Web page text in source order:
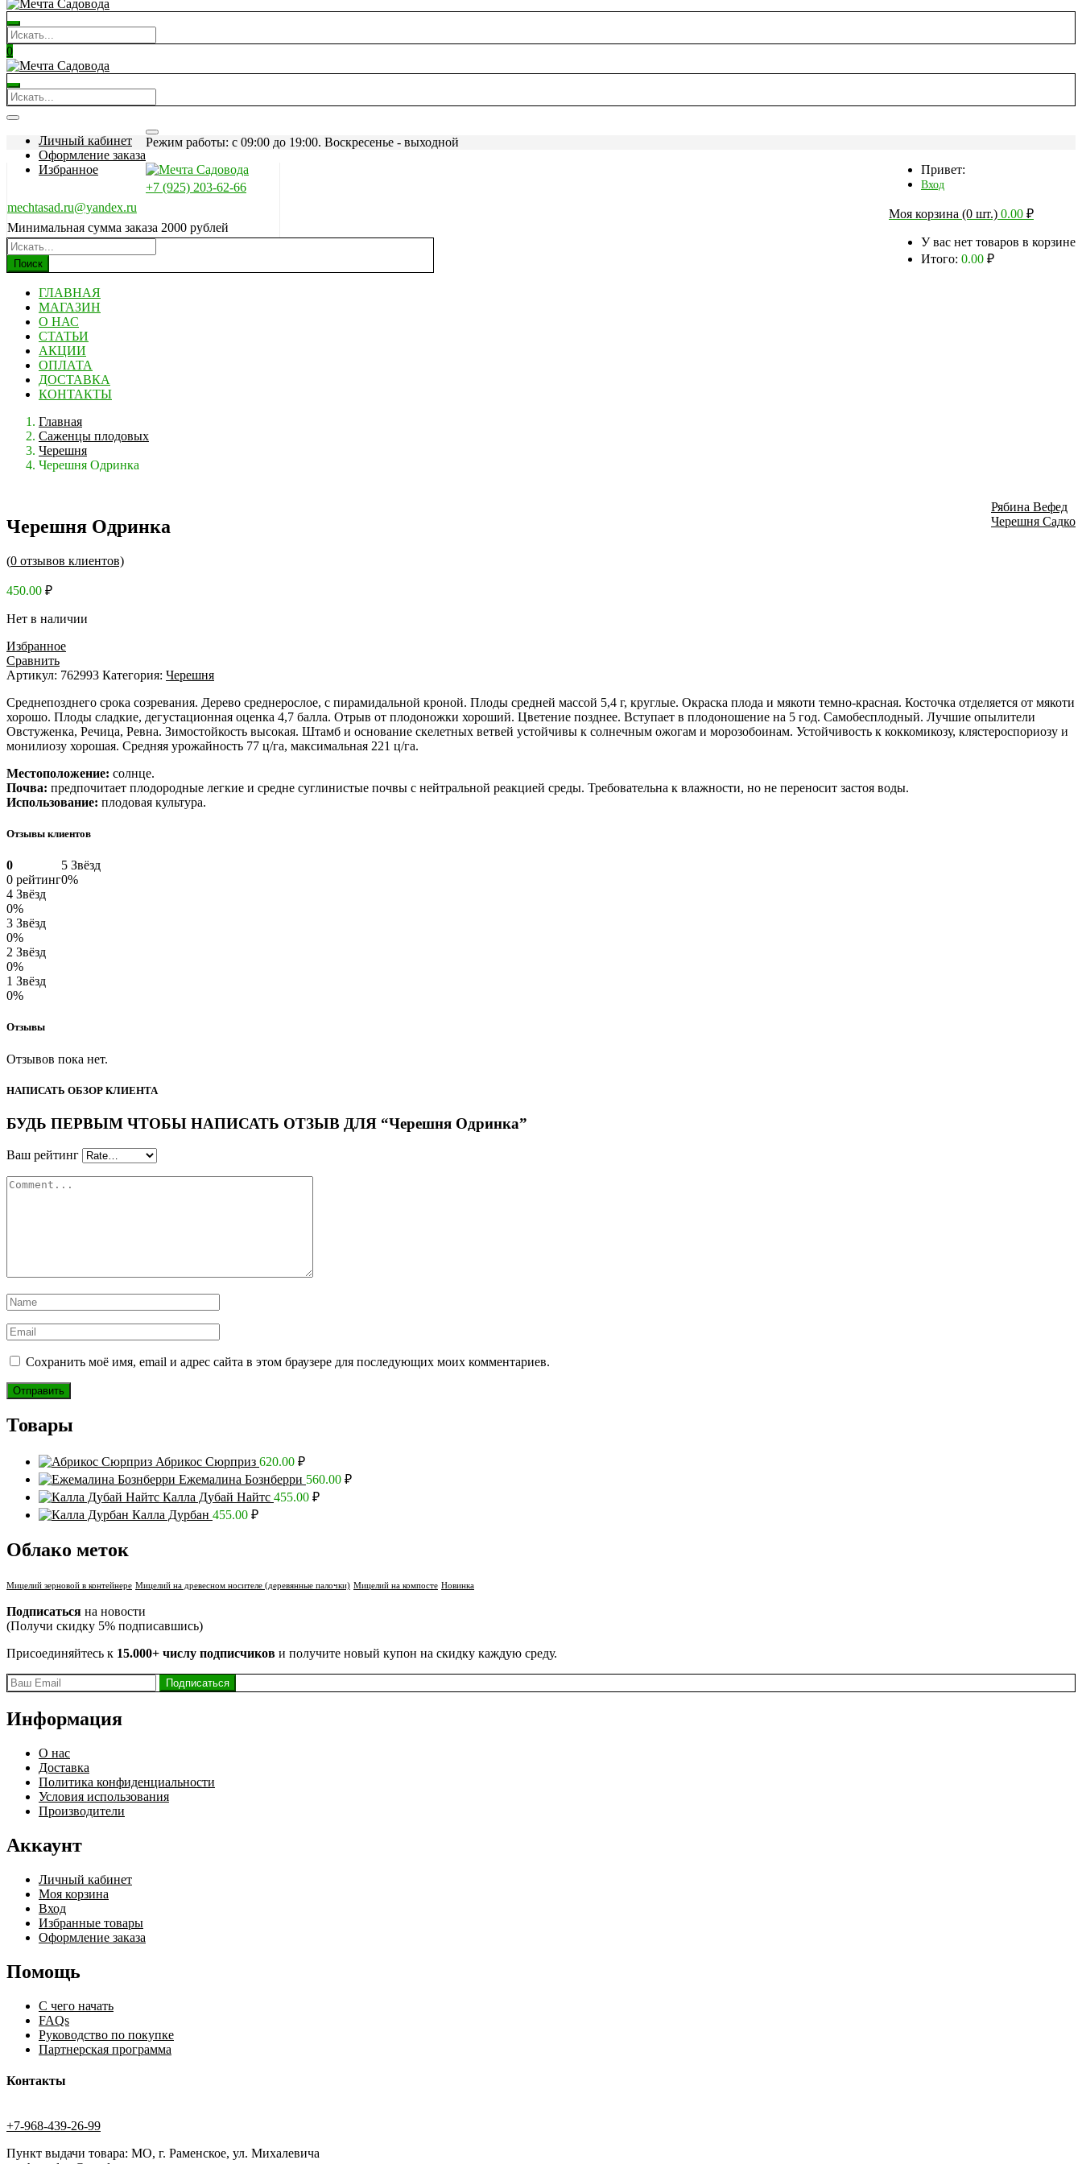
0
Личный кабинет
Оформление заказа
Избранное
Режим работы: c 09:00 до 19:00. Воскресенье - выходной
Привет:
Вход
Моя корзина (0 шт.) 0.00 ₽
У вас нет товаров в корзине
Итого: 0.00 ₽
+7 (925) 203-62-66
mechtasad.ru@yandex.ru
Минимальная сумма заказа 2000 рублей
Поиск
ГЛАВНАЯ
МАГАЗИН
О НАС
СТАТЬИ
АКЦИИ
ОПЛАТА
ДОСТАВКА
КОНТАКТЫ
Главная
Саженцы плодовых
Черешня
Черешня Одринка
Рябина Вефед
Черешня Садко
Черешня Одринка
(0 отзывов клиентов)
450.00 ₽
Нет в наличии
Избранное
Сравнить
Артикул: 762993 Категория: Черешня
Среднепозднего срока созревания. Дерево среднерослое, с пирамидальной кроной. Плоды средней массой 5,4 г, круглые. Окраска плода и мякоти темно-красная. Косточка отделяется от мякоти
хорошо. Плоды сладкие, дегустационная оценка 4,7 балла. Отрыв от плодоножки хороший. Цветение позднее. Вступает в плодоношение на 5 год. Самобесплодный. Лучшие опылители
Овстуженка, Речица, Ревна. Зимостойкость высокая. Штамб и основание скелетных ветвей устойчивы к солнечным ожогам и морозобоинам. Устойчивость к коккомикозу, клястероспориозу и
монилиозу хорошая. Средняя урожайность 77 ц/га, максимальная 221 ц/га.
Местоположение: солнце.
Почва: предпочитает плодородные легкие и средне суглинистые почвы с нейтральной реакцией среды. Требовательна к влажности, но не переносит застоя воды.
Использование: плодовая культура.
Отзывы клиентов
0
0 рейтинг
5 Звёзд
0%
4 Звёзд
0%
3 Звёзд
0%
2 Звёзд
0%
1 Звёзд
0%
Отзывы
Отзывов пока нет.
НАПИСАТЬ ОБЗОР КЛИЕНТА
БУДЬ ПЕРВЫМ ЧТОБЫ НАПИСАТЬ ОТЗЫВ ДЛЯ “Черешня Одринка”
Ваш рейтинг
Сохранить моё имя, email и адрес сайта в этом браузере для последующих моих комментариев.
Товары
Абрикос Сюрприз 620.00 ₽
Ежемалина Бознберри 560.00 ₽
Калла Дубай Найтс 455.00 ₽
Калла Дурбан 455.00 ₽
Облако меток
Мицелий зерновой в контейнере Мицелий на древесном носителе (деревянные палочки) Мицелий на компосте Новинка
Подписаться на новости
(Получи скидку 5% подписавшись)
Присоединяйтесь к 15.000+ числу подписчиков и получите новый купон на скидку каждую среду.
Информация
О нас
Доставка
Политика конфиденциальности
Условия использования
Производители
Аккаунт
Личный кабинет
Моя корзина
Вход
Избранные товары
Оформление заказа
Помощь
С чего начать
FAQs
Руководство по покупке
Партнерская программа
Контакты
+7-968-439-26-99
Пункт выдачи товара: МО, г. Раменское, ул. Михалевича